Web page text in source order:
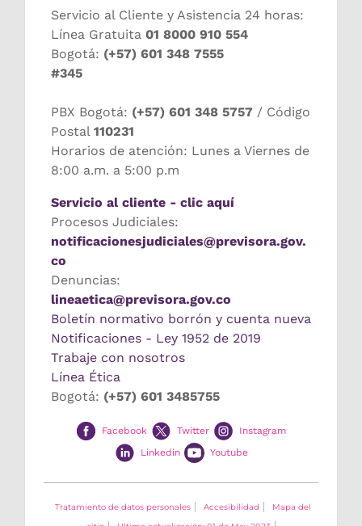
Servicio al Cliente y Asistencia 24 horas:
Línea Gratuita 01 8000 910 554
Bogotá: (+57) 601 348 7555
#345
PBX Bogotá: (+57) 601 348 5757 / Código
Postal 110231
Horarios de atención: Lunes a Viernes de
8:00 a.m. a 5:00 p.m
Servicio al cliente - clic aquí
Procesos Judiciales:
notificacionesjudiciales@previsora.gov.
co
Denuncias:
lineaetica@previsora.gov.co
Boletín normativo borrón y cuenta nueva
Notificaciones - Ley 1952 de 2019
Trabaje con nosotros
Línea Ética
Bogotá: (+57) 601 3485755
Facebook Twitter
Instagram
Linkedin
Youtube
Tratamiento de datos personales Accesibilidad
Mapa del